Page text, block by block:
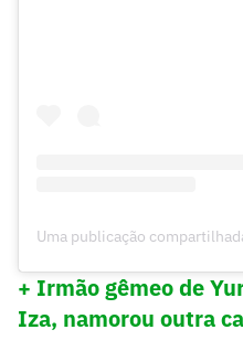
+ Irmão gêmeo de
Iza, namorou outra